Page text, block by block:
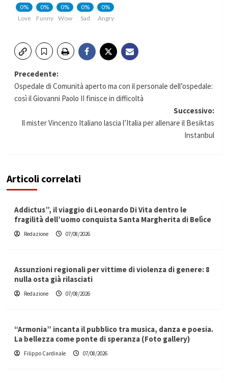
0%
Love
0%
Funny
0%
Wow
0%
Sad
0%
Angry
Navigazione
articolo
Precedente:
Ospedale di Comunità aperto ma con il personale dell’ospedale:
così il Giovanni Paolo II finisce in difficoltà
Successivo:
Il mister Vincenzo Italiano lascia l’Italia per allenare il Besiktas
Instanbul
Articoli correlati
Addictus”, il viaggio di Leonardo Di Vita dentro le
fragilità dell’uomo conquista Santa Margherita di Belìce
Redazione 07/08/2026
Assunzioni regionali per vittime di violenza di genere: 8
nulla osta già rilasciati
Redazione 07/08/2026
“Armonia” incanta il pubblico tra musica, danza e poesia.
La bellezza come ponte di speranza (Foto gallery)
Filippo Cardinale 07/08/2026